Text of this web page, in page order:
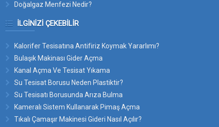
Doğalgaz Menfezi Nedir?
İLGINIZI ÇEKEBILIR
Kalorifer Tesisatına Antifiriz Koymak Yararlımı?
Bulaşık Makinası Gider Açma
Kanal Açma Ve Tesisat Yıkama
Su Tesisat Borusu Neden Plastiktir?
Su Tesisatı Borusunda Arıza Bulma
Kameralı Sistem Kullanarak Pimaş Açma
Tıkalı Çamaşır Makinesi Gideri Nasıl Açılır?